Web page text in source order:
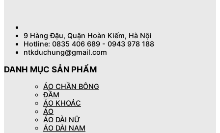
9 Hàng Đậu, Quận Hoàn Kiếm, Hà Nội
Hotline: 0835 406 689 - 0943 978 188
ntkduchung@gmail.com
DANH MỤC SẢN PHẨM
ÁO CHẦN BÔNG
ĐẦM
ÁO KHOÁC
ÁO
ÁO DÀI NỮ
ÁO DÀI NAM